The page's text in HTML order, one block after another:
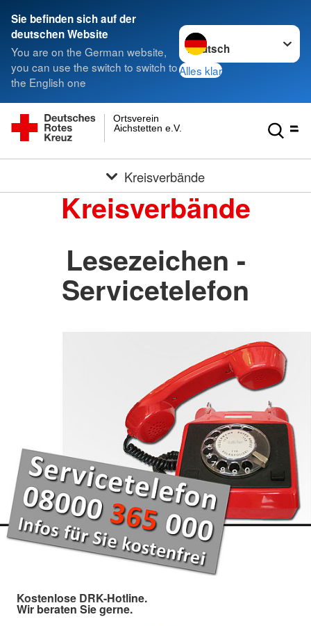
Sie befinden sich auf der
deutschen Website
You are on the German website,
you can use the switch to switch to
the English one
Sprache wechseln zu
Alles klar
Aichstetten e.V.
Ortsverein
Kreisverbände
Kreisverbände
Lesezeichen -
Servicetelefon
Kostenlose DRK-Hotline.
Wir beraten Sie gerne.